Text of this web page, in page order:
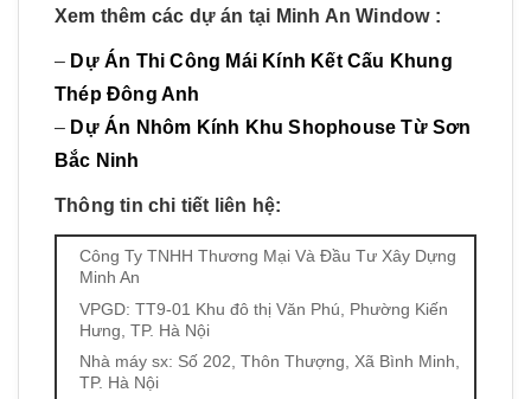
Xem thêm các dự án tại Minh An Window :
– Dự Án Thi Công Mái Kính Kết Cấu Khung
Thép Đông Anh
– Dự Án Nhôm Kính Khu Shophouse Từ Sơn
Bắc Ninh
Thông tin chi tiết liên hệ:
Công Ty TNHH Thương Mại Và Đầu Tư Xây Dựng
Minh An
VPGD: TT9-01 Khu đô thị Văn Phú, Phường Kiến
Hưng, TP. Hà Nội
Nhà máy sx: Số 202, Thôn Thượng, Xã Bình Minh,
TP. Hà Nội